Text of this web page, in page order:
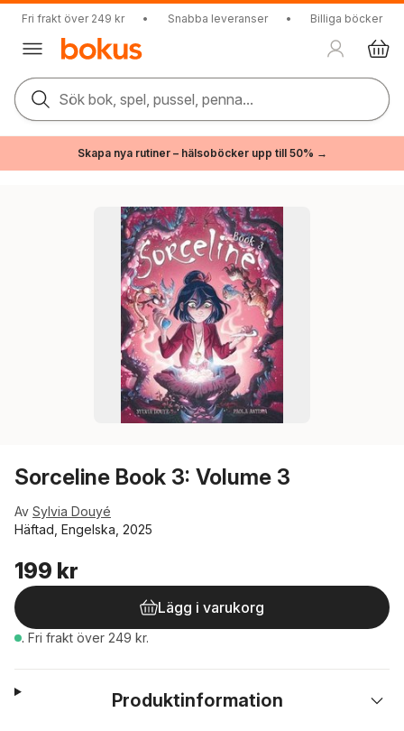
Fri frakt över 249 kr • Snabba leveranser • Billiga böcker
Sök bok, spel, pussel, penna...
Skapa nya rutiner – hälsoböcker upp till 50% →
Sorceline Book 3: Volume 3
Av Sylvia Douyé
Häftad, Engelska, 2025
199 kr
Lägg i varukorg
. Fri frakt över 249 kr.
Produktinformation